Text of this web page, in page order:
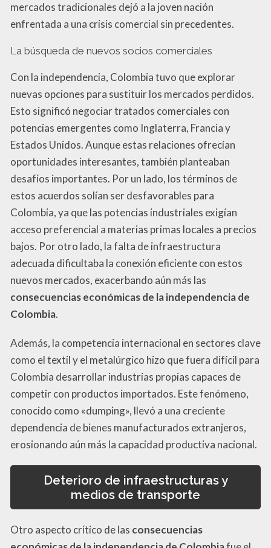
mercados tradicionales dejó a la joven nación
enfrentada a una crisis comercial sin precedentes.
La búsqueda de nuevos socios comerciales
Con la independencia, Colombia tuvo que explorar
nuevas opciones para sustituir los mercados perdidos.
Esto significó negociar tratados comerciales con
potencias emergentes como Inglaterra, Francia y
Estados Unidos. Aunque estas relaciones ofrecían
oportunidades interesantes, también planteaban
desafíos importantes. Por un lado, los términos de
estos acuerdos solían ser desfavorables para
Colombia, ya que las potencias industriales exigían
acceso preferencial a materias primas locales a precios
bajos. Por otro lado, la falta de infraestructura
adecuada dificultaba la conexión eficiente con estos
nuevos mercados, exacerbando aún más las
consecuencias económicas de la independencia de
Colombia.
Además, la competencia internacional en sectores clave
como el textil y el metalúrgico hizo que fuera difícil para
Colombia desarrollar industrias propias capaces de
competir con productos importados. Este fenómeno,
conocido como «dumping», llevó a una creciente
dependencia de bienes manufacturados extranjeros,
erosionando aún más la capacidad productiva nacional.
Deterioro de infraestructuras y
medios de transporte
Otro aspecto crítico de las consecuencias